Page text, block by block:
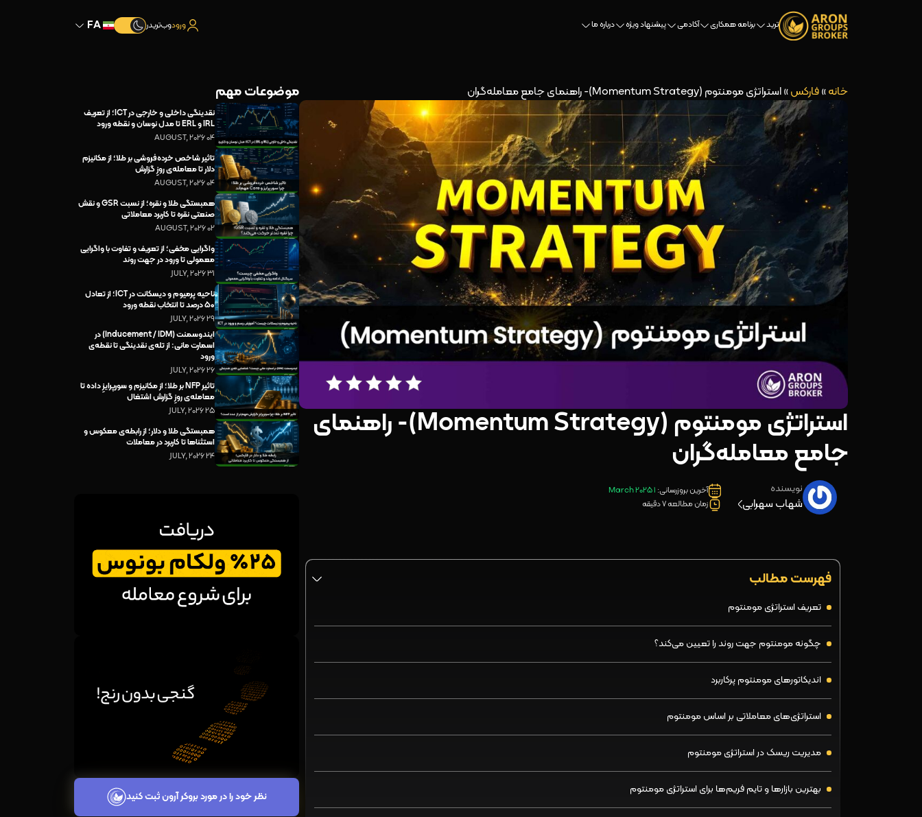
ترید برنامه همکاری آکادمی پیشنهاد ویژه درباره ما ورودوب‌تریدر
خانه»فارکس»استراتژی مومنتوم (Momentum Strategy)- راهنمای جامع معامله‌گران
استراتژی مومنتوم (Momentum Strategy)- راهنمای
جامع معامله‌گران
نویسنده
شهاب سهرابی
آخرین بروزرسانی: 1 March 2025
زمان مطالعه 7 دقیقه
فهرست مطالب
تعریف استراتژی مومنتوم
چگونه مومنتوم جهت روند را تعیین می‌کند؟
اندیکاتورهای مومنتوم پرکاربرد
استراتژی‌های معاملاتی بر اساس مومنتوم
مدیریت ریسک در استراتژی مومنتوم
بهترین بازارها و تایم فریم‌ها برای استراتژی مومنتوم
موضوعات مهم
نقدینگی داخلی و خارجی در ICT؛ از تعریف
IRL و ERL تا مدل نوسان و نقطه ورود
04 AUGUST, 2026
تاثیر شاخص خرده‌فروشی بر طلا؛ از مکانیزم
دلار تا معامله‌ی روزِ گزارش
04 AUGUST, 2026
همبستگی طلا و نقره؛ از نسبت GSR و نقش
صنعتی نقره تا کاربرد معاملاتی
02 AUGUST, 2026
واگرایی مخفی؛ از تعریف و تفاوت با واگرایی
معمولی تا ورود در جهت روند
31 JULY, 2026
ناحیه پرمیوم و دیسکانت در ICT؛ از تعادل
۵۰ درصد تا انتخاب نقطه ورود
29 JULY, 2026
ایندوسمنت (Inducement / IDM) در
اسمارت مانی: از تله‌ی نقدینگی تا نقطه‌ی
ورود
26 JULY, 2026
تاثیر NFP بر طلا؛ از مکانیزم و سورپرایزِ داده تا
معامله‌ی روزِ گزارش اشتغال
25 JULY, 2026
همبستگی طلا و دلار؛ از رابطه‌ی معکوس و
استثناها تا کاربرد در معاملات
24 JULY, 2026
نظر خود را در مورد بروکر آرون ثبت کنید